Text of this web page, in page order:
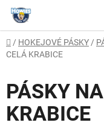
Přejít
obsah
Domů
/ HOKEJOVÉ PÁSKY /
CELÁ KRABICE
PÁSKY
KRABICE